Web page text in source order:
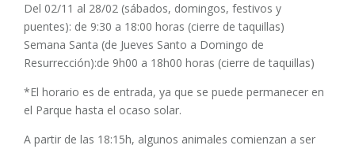
Del 02/11 al 28/02 (sábados, domingos, festivos y
puentes): de 9:30 a 18:00 horas (cierre de taquillas)
Semana Santa (de Jueves Santo a Domingo de
Resurrección):de 9h00 a 18h00 horas (cierre de taquillas)
*El horario es de entrada, ya que se puede permanecer en
el Parque hasta el ocaso solar.
A partir de las 18:15h, algunos animales comienzan a ser